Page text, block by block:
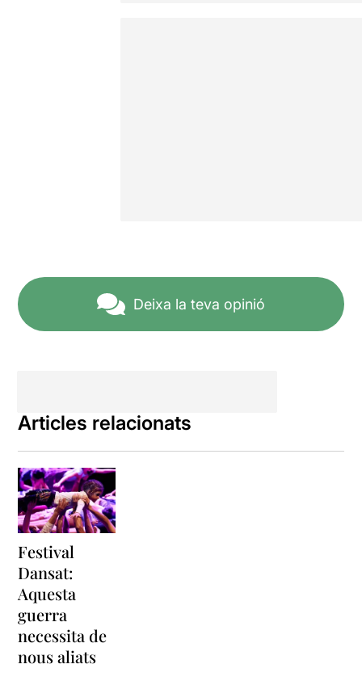
Deixa la teva opinió
Articles relacionats
Festival
Dansat:
Aquesta
guerra
necessita de
nous aliats